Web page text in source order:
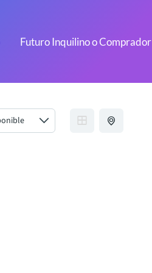
Futuro Inquilino o Comprador